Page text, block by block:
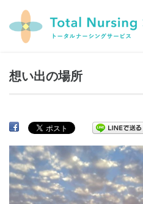
想い出の場所